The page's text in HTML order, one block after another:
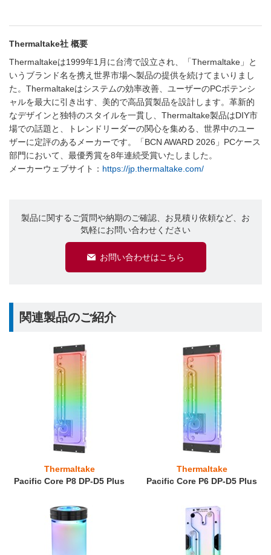
Thermaltake社 概要
Thermaltakeは1999年1月に台湾で設立され、「Thermaltake」と
いうブランド名を携え世界市場へ製品の提供を続けてまいりまし
た。Thermaltakeはシステムの効率改善、ユーザーのPCポテンシ
ャルを最大に引き出す、美的で高品質製品を設計します。革新的
なデザインと独特のスタイルを一貫し、Thermaltake製品はDIY市
場での話題と、トレンドリーダーの関心を集める、世界中のユー
ザーに定評のあるメーカーです。「BCN AWARD 2026」PCケース
部門において、最優秀賞を8年連続受賞いたしました。
メーカーウェブサイト： https://jp.thermaltake.com/
製品に関するご質問や納期のご確認、お見積り依頼など、お
気軽にお問い合わせください
お問い合わせはこちら
関連製品のご紹介
Thermaltake
Pacific Core P8 DP-D5 Plus
Thermaltake
Pacific Core P6 DP-D5 Plus